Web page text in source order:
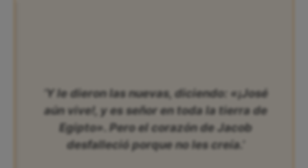
‘Y le dieron las nuevas, diciendo: «¡José
aún vive!, y es señor en toda la tierra de
Egipto». Pero el corazón de Jacob
desfalleció porque no les creía.’